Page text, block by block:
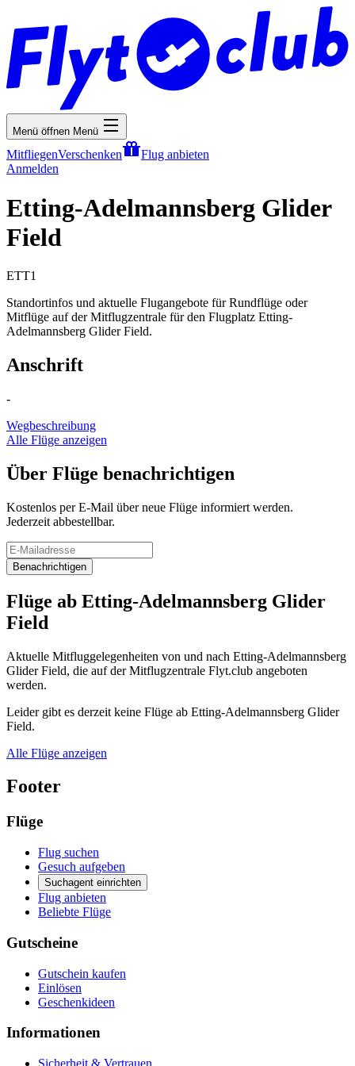
Menü öffnen Menü
MitfliegenVerschenken
Flug anbieten
Anmelden
Etting-Adelmannsberg Glider
Field
ETT1
Standortinfos und aktuelle Flugangebote für Rundflüge oder
Mitflüge auf der Mitflugzentrale für den Flugplatz Etting-
Adelmannsberg Glider Field.
Anschrift
-
Wegbeschreibung
Alle Flüge anzeigen
Über Flüge benachrichtigen
Kostenlos per E-Mail über neue Flüge informiert werden.
Jederzeit abbestellbar.
Benachrichtigen
Flüge ab Etting-Adelmannsberg Glider
Field
Aktuelle Mitfluggelegenheiten von und nach Etting-Adelmannsberg
Glider Field, die auf der Mitflugzentrale Flyt.club angeboten
werden.
Leider gibt es derzeit keine Flüge ab Etting-Adelmannsberg Glider
Field.
Alle Flüge anzeigen
Footer
Flüge
Flug suchen
Gesuch aufgeben
Suchagent einrichten
Flug anbieten
Beliebte Flüge
Gutscheine
Gutschein kaufen
Einlösen
Geschenkideen
Informationen
Sicherheit & Vertrauen